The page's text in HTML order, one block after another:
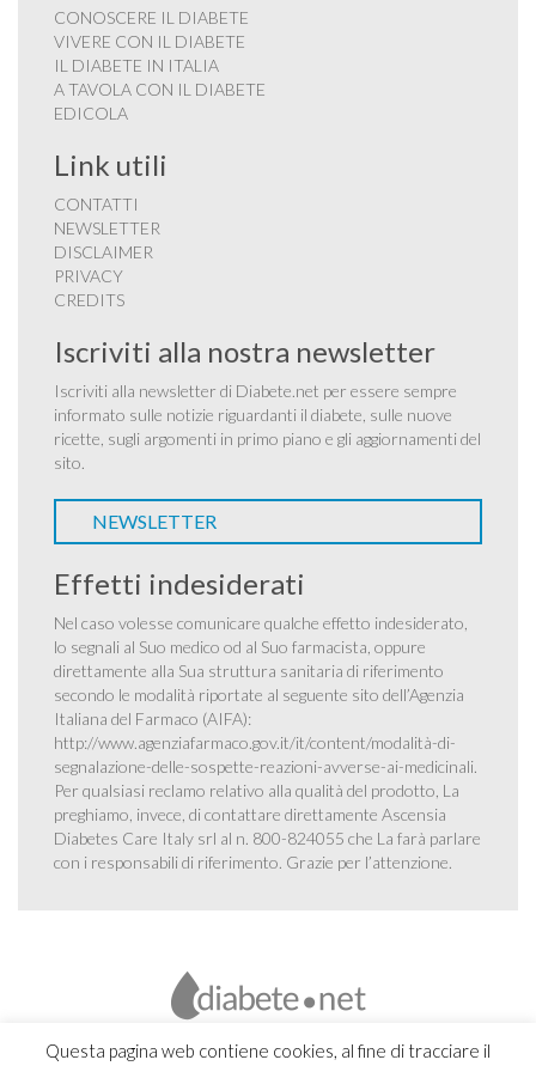
Questa pagina web contiene cookies, al fine di tracciare il
CONOSCERE IL DIABETE
VIVERE CON IL DIABETE
IL DIABETE IN ITALIA
A TAVOLA CON IL DIABETE
EDICOLA
Link utili
CONTATTI
NEWSLETTER
DISCLAIMER
PRIVACY
CREDITS
Iscriviti alla nostra newsletter
Iscriviti alla newsletter di Diabete.net per essere sempre
informato sulle notizie riguardanti il diabete, sulle nuove
ricette, sugli argomenti in primo piano e gli aggiornamenti del
sito.
NEWSLETTER
Effetti indesiderati
Nel caso volesse comunicare qualche effetto indesiderato,
lo segnali al Suo medico od al Suo farmacista, oppure
direttamente alla Sua struttura sanitaria di riferimento
secondo le modalità riportate al seguente sito dell’Agenzia
Italiana del Farmaco (AIFA):
http://www.agenziafarmaco.gov.it/it/content/modalità-di-
segnalazione-delle-sospette-reazioni-avverse-ai-medicinali.
Per qualsiasi reclamo relativo alla qualità del prodotto, La
preghiamo, invece, di contattare direttamente Ascensia
Diabetes Care Italy srl al n. 800-824055 che La farà parlare
con i responsabili di riferimento. Grazie per l’attenzione.